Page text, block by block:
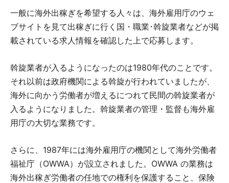
一般に海外出稼ぎを希望する人々は、海外雇用庁のウェ
ブサイトを見て出稼ぎに行く国・職業･斡旋業者などが掲
載されている求人情報を確認した上で応募します。
斡旋業者が入るようになったのは1980年代のことです。
それ以前は政府機関による斡旋が行われていましたが、
海外に向かう労働者が増えるにつれて民間の斡旋業者が
入るようになりました。斡旋業者の管理・監督も海外雇
用庁の大切な業務です。
さらに、1987年には海外雇用庁の機関として海外労働者
福祉庁（OWWA）が設立されました。OWWA の業務は
海外出稼ぎ労働者の任地での権利を保護すること、保険